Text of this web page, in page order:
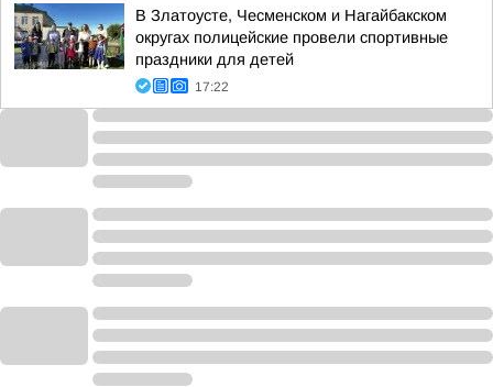
В Златоусте, Чесменском и Нагайбакском
округах полицейские провели спортивные
праздники для детей
17:22